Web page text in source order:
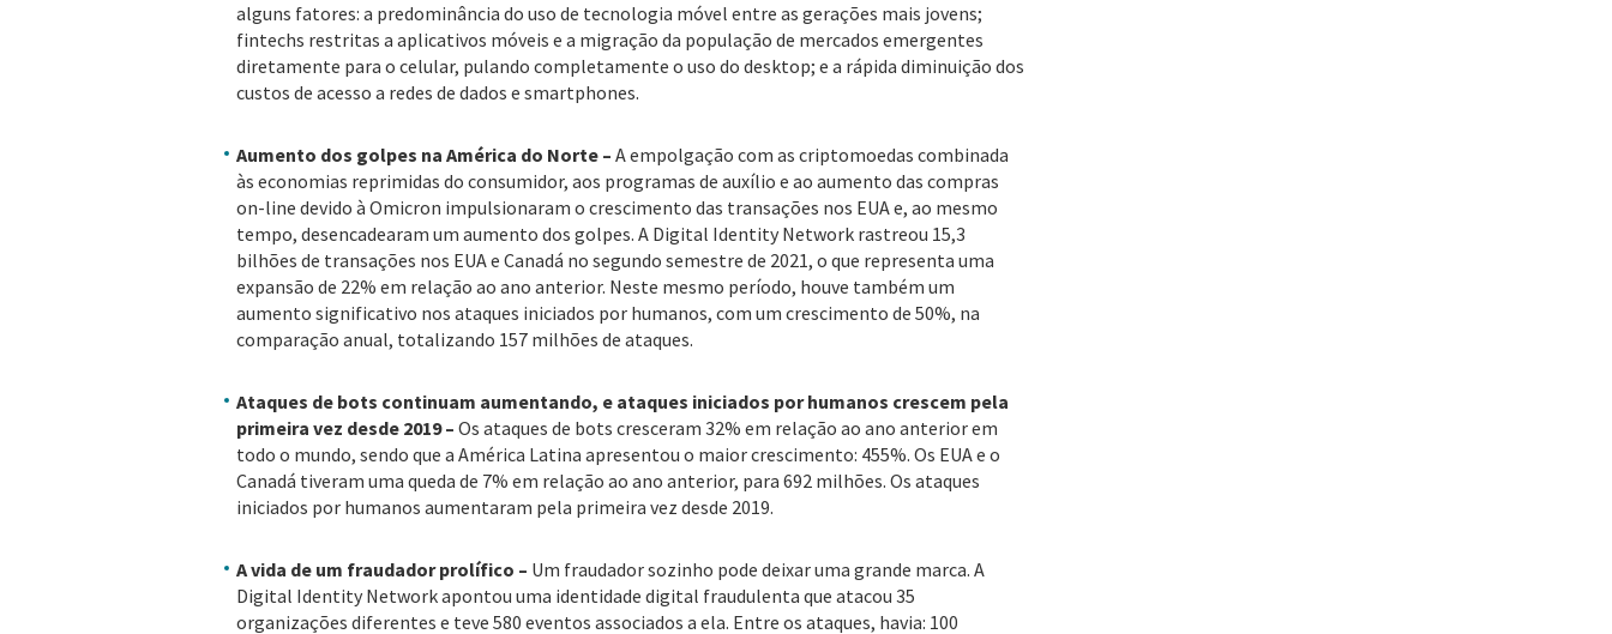
alguns fatores: a predominância do uso de tecnologia móvel entre as gerações mais jovens;
fintechs restritas a aplicativos móveis e a migração da população de mercados emergentes
diretamente para o celular, pulando completamente o uso do desktop; e a rápida diminuição dos
custos de acesso a redes de dados e smartphones.
Aumento dos golpes na América do Norte – A empolgação com as criptomoedas combinada
às economias reprimidas do consumidor, aos programas de auxílio e ao aumento das compras
on-line devido à Omicron impulsionaram o crescimento das transações nos EUA e, ao mesmo
tempo, desencadearam um aumento dos golpes. A Digital Identity Network rastreou 15,3
bilhões de transações nos EUA e Canadá no segundo semestre de 2021, o que representa uma
expansão de 22% em relação ao ano anterior. Neste mesmo período, houve também um
aumento significativo nos ataques iniciados por humanos, com um crescimento de 50%, na
comparação anual, totalizando 157 milhões de ataques.
Ataques de bots continuam aumentando, e ataques iniciados por humanos crescem pela
primeira vez desde 2019 – Os ataques de bots cresceram 32% em relação ao ano anterior em
todo o mundo, sendo que a América Latina apresentou o maior crescimento: 455%. Os EUA e o
Canadá tiveram uma queda de 7% em relação ao ano anterior, para 692 milhões. Os ataques
iniciados por humanos aumentaram pela primeira vez desde 2019.
A vida de um fraudador prolífico – Um fraudador sozinho pode deixar uma grande marca. A
Digital Identity Network apontou uma identidade digital fraudulenta que atacou 35
organizações diferentes e teve 580 eventos associados a ela. Entre os ataques, havia: 100